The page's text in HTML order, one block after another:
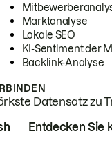
Marktanalyse
Lokale SEO
KI-Sentiment der
Backlink-Analyse
Datensatz zu
Entdecken Sie